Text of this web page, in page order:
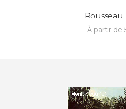
Rousseau
à partir